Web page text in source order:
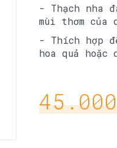
- Thạch nha
mùi thơm của
- Thích hợp
hoa quả
45.000